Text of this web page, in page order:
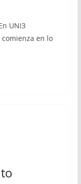
UNI3
en lo